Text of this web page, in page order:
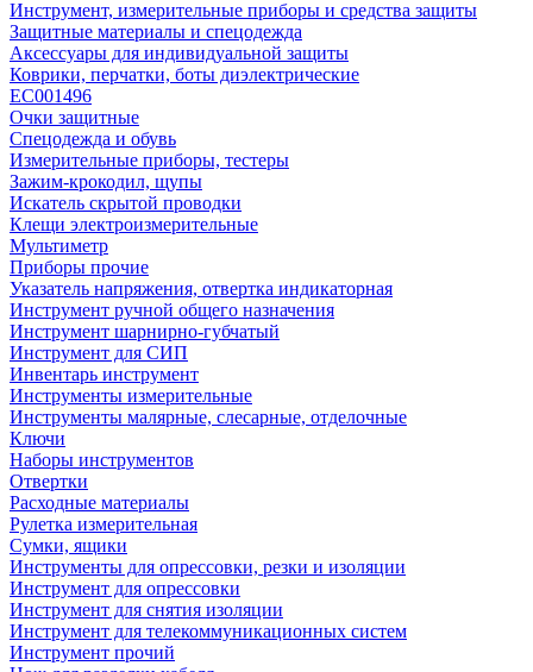
Инструмент, измерительные приборы и средства защиты
Защитные материалы и спецодежда
Аксессуары для индивидуальной защиты
Коврики, перчатки, боты диэлектрические
EC001496
Очки защитные
Спецодежда и обувь
Измерительные приборы, тестеры
Зажим-крокодил, щупы
Искатель скрытой проводки
Клещи электроизмерительные
Мультиметр
Приборы прочие
Указатель напряжения, отвертка индикаторная
Инструмент ручной общего назначения
Инструмент шарнирно-губчатый
Инструмент для СИП
Инвентарь инструмент
Инструменты измерительные
Инструменты малярные, слесарные, отделочные
Ключи
Наборы инструментов
Отвертки
Расходные материалы
Рулетка измерительная
Сумки, ящики
Инструменты для опрессовки, резки и изоляции
Инструмент для опрессовки
Инструмент для снятия изоляции
Инструмент для телекоммуникационных систем
Инструмент прочий